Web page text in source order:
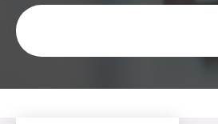
關鍵字